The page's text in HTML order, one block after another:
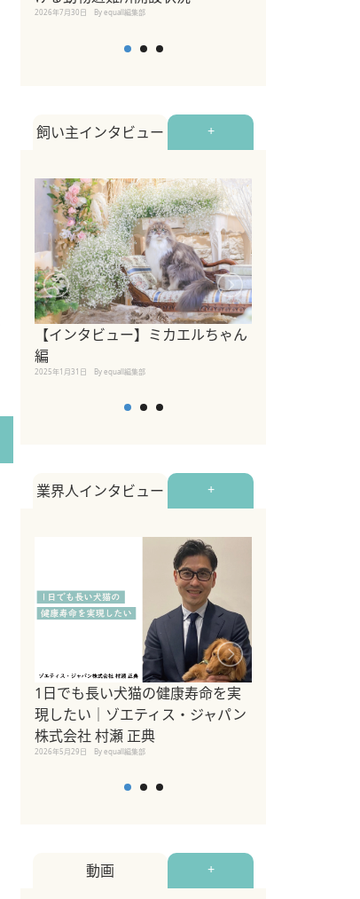
2026年7月30日 By equall編集部
飼い主インタビュー +
【インタビュー】ミカエルちゃん
編
2025年1月31日 By equall編集部
業界人インタビュー +
1日でも長い犬猫の健康寿命を実
現したい｜ゾエティス・ジャパン
株式会社 村瀬 正典
2026年5月29日 By equall編集部
動画 +